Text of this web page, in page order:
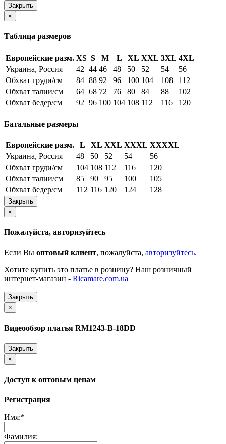
Закрыть
×
Таблица размеров
Европейские разм. XS S M L XL XXL 3XL 4XL
Украина, Россия
42 44 46 48 50 52 54
56
Обхват груди/см
84 88 92 96 100 104 108
112
Обхват талии/см
64 68 72 76 80 84 88
102
Обхват бедер/см
92 96 100 104 108 112 116 120
Батальные размеры
Европейские разм. L XL XXL XXXL XXXXL
Украина, Россия
48 50 52 54
56
Обхват груди/см
104 108 112 116
120
Обхват талии/см
85 90 95 100
105
Обхват бедер/см
112 116 120 124 128
Закрыть
×
Пожалуйста, авторизуйтесь
Если Вы оптовый клиент, пожалуйста, авторизуйтесь.
Хотите купить это платье в розницу? Наш розничный
интернет-магазин - Ricamare.com.ua
Закрыть
×
Видеообзор платья RM1243-B-18DD
Закрыть
×
Доступ к оптовым ценам
Регистрация
Имя:*
Фамилия: